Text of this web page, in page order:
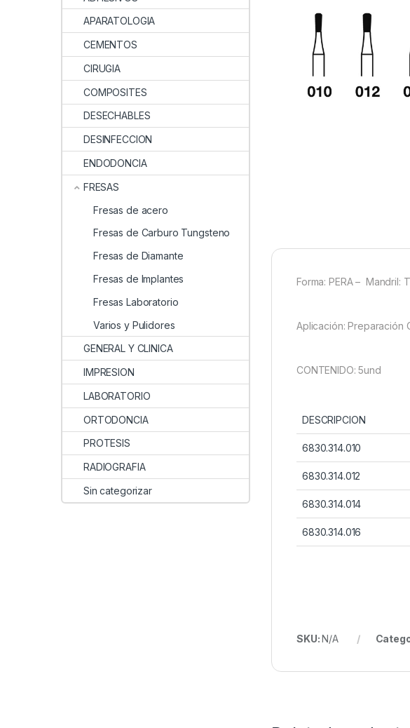
Forma: PERA – Mandril:
Aplicación: Preparación
CONTENIDO: 5und
DESCRIPCION
6830.314.010
6830.314.012
6830.314.014
6830.314.016
SKU:N/A
APARATOLOGIA
CEMENTOS
CIRUGIA
COMPOSITES
DESECHABLES
DESINFECCION
ENDODONCIA
FRESAS
Fresas de acero
Fresas de Carburo Tungsteno
Fresas de Diamante
Fresas de Implantes
Fresas Laboratorio
Varios y Pulidores
GENERAL Y CLINICA
IMPRESION
LABORATORIO
ORTODONCIA
PROTESIS
RADIOGRAFIA
Sin categorizar